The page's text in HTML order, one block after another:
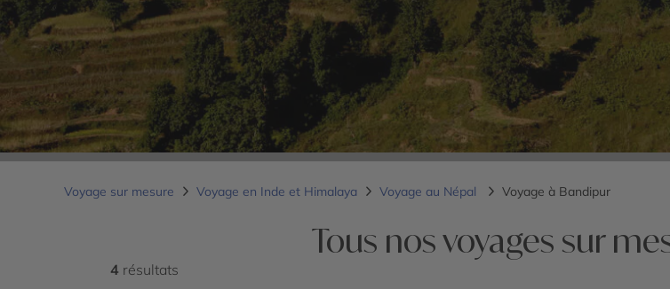
Voyage sur mesure Voyage en Inde et Himalaya Voyage au Népal Voyage à Bandipur
Tous nos voyages sur
4 résultats